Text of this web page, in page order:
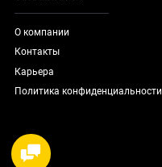
О компании
Контакты
Карьера
Политика конфиденциальности